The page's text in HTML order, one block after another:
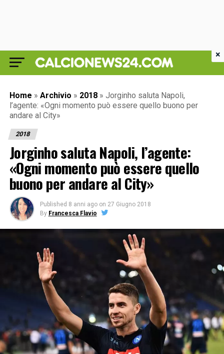
Home » Archivio » 2018 » Jorginho saluta Napoli,
l’agente: «Ogni momento può essere quello buono per
andare al City»
2018
Jorginho saluta Napoli, l’agente:
«Ogni momento può essere quello
buono per andare al City»
Published 8 anni ago on 27 Giugno 2018
By Francesca Flavio
×